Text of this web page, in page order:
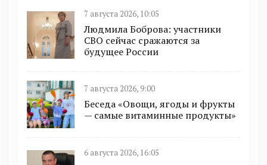
7 августа 2026, 10:05
Людмила Боброва: участники
СВО сейчас сражаются за
будущее России
7 августа 2026, 9:00
Беседа «Овощи, ягоды и фрукты
— самые витаминные продукты»
6 августа 2026, 16:05